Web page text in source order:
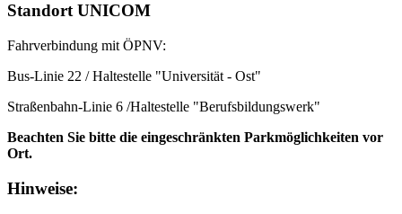
Standort UNICOM
Fahrverbindung mit ÖPNV:
Bus-Linie 22 / Haltestelle "Universität - Ost"
Straßenbahn-Linie 6 /Haltestelle "Berufsbildungswerk"
Beachten Sie bitte die eingeschränkten Parkmöglichkeiten vor
Ort.
Hinweise: